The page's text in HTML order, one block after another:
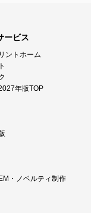
ービス
ントホーム
年版TOP
・ノベルティ制作